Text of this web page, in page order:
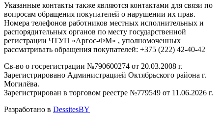
Указанные контакты также являются контактами для связи по
вопросам обращения покупателей о нарушении их прав.
Номера телефонов работников местных исполнительных и
распорядительных органов по месту государственной
регистрации ЧТУП «Аргос-ФМ» , уполномоченных
рассматривать обращения покупателей: +375 (222) 42-40-42
Св-во о госрегистрации №790600274 от 20.03.2008 г.
Зарегистрировано Администрацией Октябрьского района г.
Могилёва.
Зарегистрирован в торговом реестре №779549 от 11.06.2026 г.
Разработано в DessitesBY